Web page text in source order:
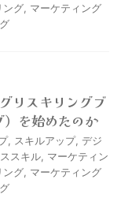
ング, マーケティング
リスキリングブ
）を始めたのか
, スキルアップ, デジ
スキル, マーケティン
ング, マーケティング